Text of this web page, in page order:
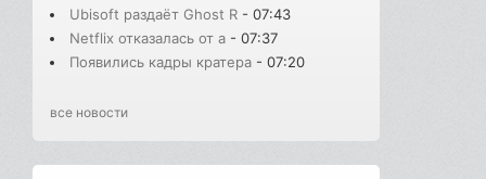
Ubisoft раздаёт Ghost R - 07:43
Netflix отказалась от а - 07:37
Появились кадры кратера - 07:20
все новости